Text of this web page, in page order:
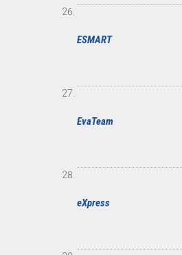
ESMART
EvaTeam
eXpress